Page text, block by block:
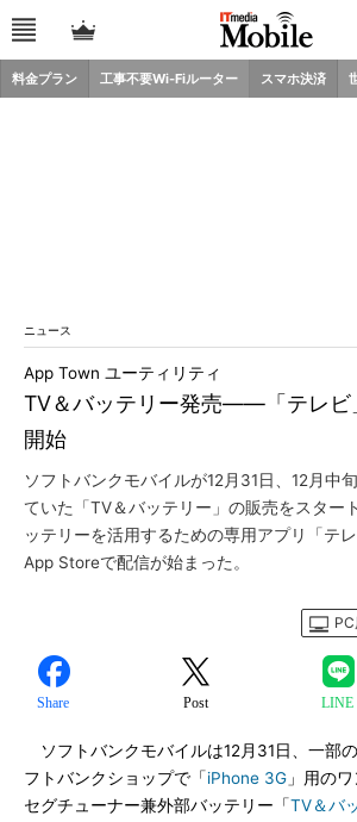
料金プラン 工事不要Wi-Fiルーター スマホ決済
ニュース
TV＆バッテリー発売――「テレビ
開始
App Town ユーティリティ
ソフトバンクモバイルが12月31日、12月中
ていた「TV＆バッテリー」の販売をスター
ッテリーを活用するための専用アプリ「テ
App Storeで配信が始まった。
Share Post LINE
ソフトバンクモバイルは12月31日、一部
フトバンクショップで「iPhone 3G 」用のワ
セグチューナー兼外部バッテリー「TV＆バ